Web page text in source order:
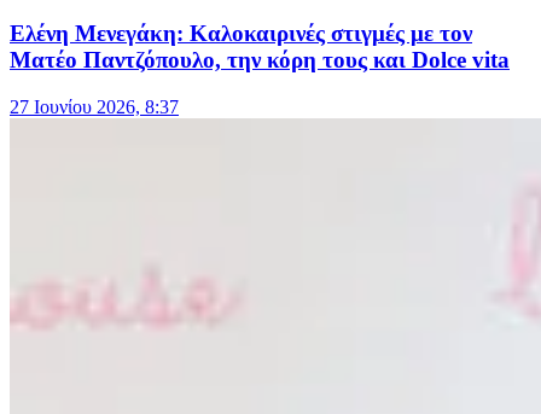
Ελένη Μενεγάκη: Καλοκαιρινές στιγμές με τον
Ματέο Παντζόπουλο, την κόρη τους και Dolce vita
27 Ιουνίου 2026, 8:37